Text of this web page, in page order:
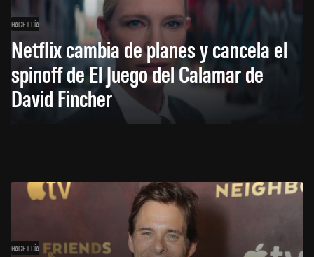
HACE 1 DÍA
Netflix cambia de planes y cancela el
spinoff de El Juego del Calamar de
David Fincher
HACE 1 DÍA